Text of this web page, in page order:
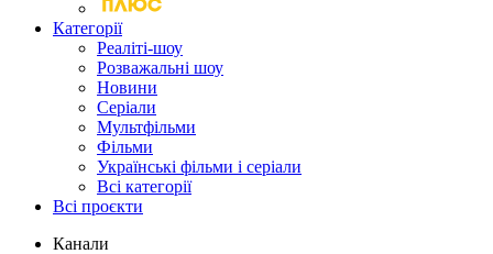
Категорії
Реаліті-шоу
Розважальні шоу
Новини
Серіали
Мультфільми
Фільми
Українські фільми і серіали
Всі категорії
Всі проєкти
Канали